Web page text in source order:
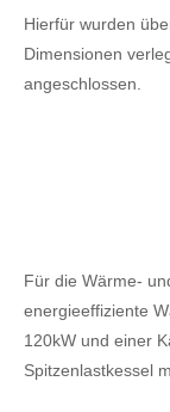
Hierfür wurden
Dimensionen
angeschlossen.
Für die Wärme-
energieeffiziente
120kW und einer
Spitzenlastkessel